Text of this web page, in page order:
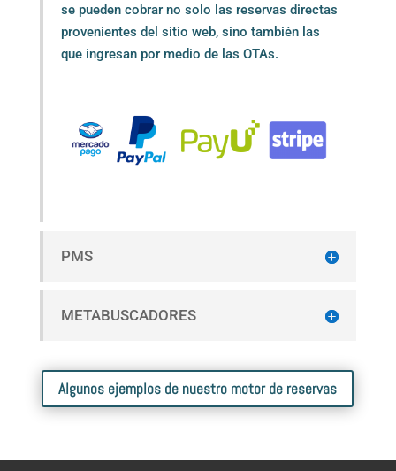
se pueden cobrar no solo las reservas directas
provenientes del sitio web, sino también las
que ingresan por medio de las OTAs.
PMS
METABUSCADORES
Algunos ejemplos de nuestro motor de reservas